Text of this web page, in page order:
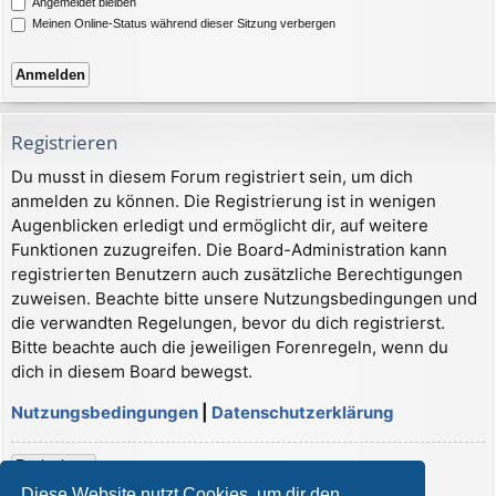
Angemeldet bleiben
Meinen Online-Status während dieser Sitzung verbergen
Registrieren
Du musst in diesem Forum registriert sein, um dich
anmelden zu können. Die Registrierung ist in wenigen
Augenblicken erledigt und ermöglicht dir, auf weitere
Funktionen zuzugreifen. Die Board-Administration kann
registrierten Benutzern auch zusätzliche Berechtigungen
zuweisen. Beachte bitte unsere Nutzungsbedingungen und
die verwandten Regelungen, bevor du dich registrierst.
Bitte beachte auch die jeweiligen Forenregeln, wenn du
dich in diesem Board bewegst.
Nutzungsbedingungen
Datenschutzerklärung
Registrieren